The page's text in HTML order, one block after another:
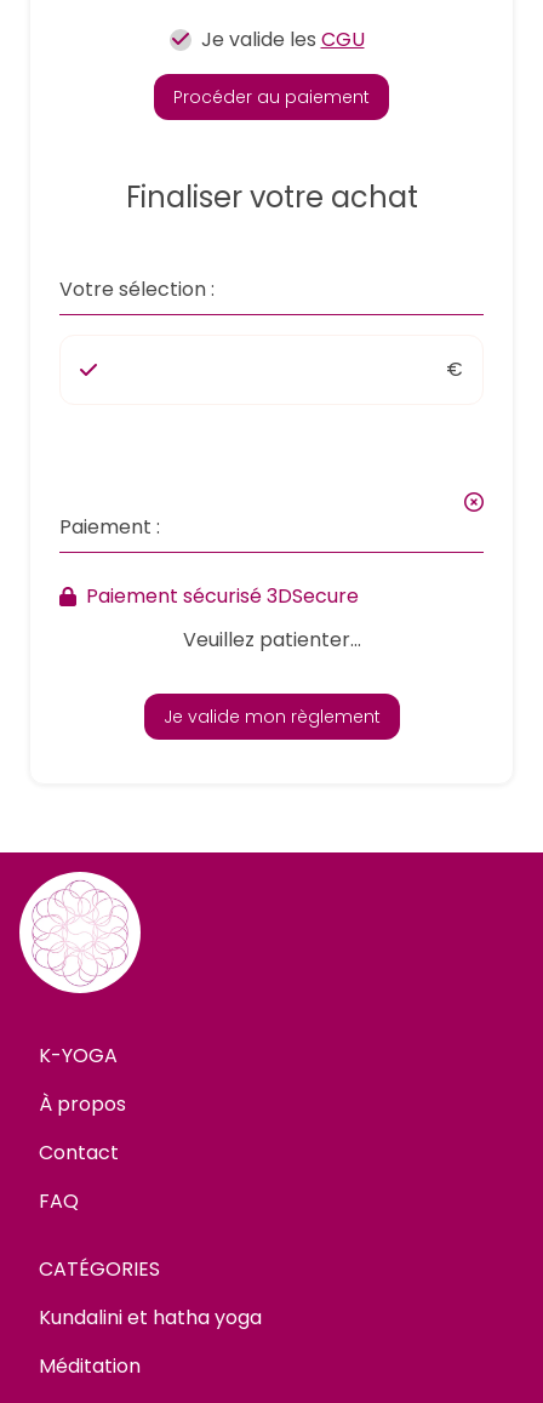
Je valide les CGU
Procéder au paiement
Finaliser votre achat
Votre sélection :
€
Paiement :
Paiement sécurisé 3DSecure
Veuillez patienter...
Je valide mon règlement
K-YOGA
À propos
Contact
FAQ
CATÉGORIES
Kundalini et hatha yoga
Méditation